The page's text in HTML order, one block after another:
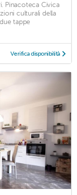
Pinacoteca Civica
culturali della
tappe
Verifica disponibilità